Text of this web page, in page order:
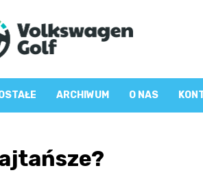
ARCHIWUM O NAS